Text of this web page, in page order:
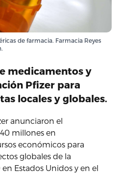
de farmacia. Farmacia Reyes
medicamentos y
Pfizer para
locales y globales.
anunciaron el
millones en
económicos para
globales de la
Estados Unidos y en el